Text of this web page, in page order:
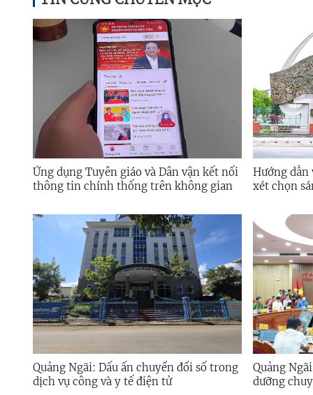
Ứng dụng Tuyên giáo và Dân vận kết nối
thông tin chính thống trên không gian
Hướng
xét chọn
Quảng Ngãi: Dấu ấn chuyển đổi số trong
dịch vụ công và y tế điện tử
Quảng
dưỡng